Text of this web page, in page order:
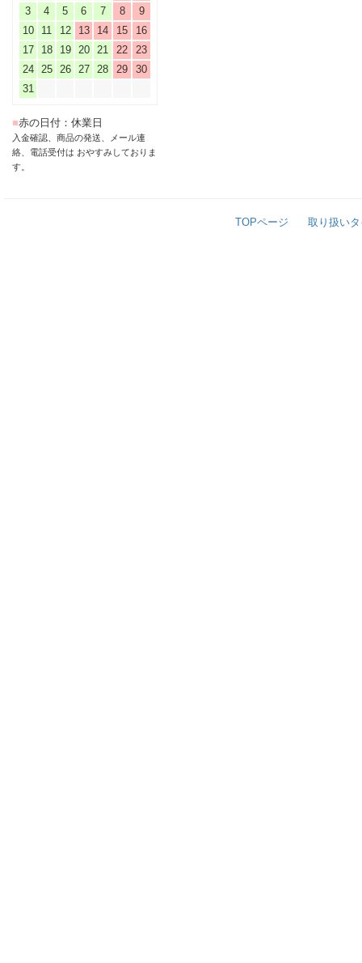
3
4 5 6 7 8
9
10
11 12 13 14 15
16
17
18 19 20 21 22
23
24
25 26 27 28 29
30
31
■赤の日付：休業日
入金確認、商品の発送、メール連
絡、電話受付は おやすみしておりま
す。
TOPページ 取り扱い